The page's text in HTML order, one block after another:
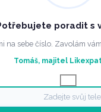
poradit s
na sebe číslo. Zavolám
Tomáš, majitel